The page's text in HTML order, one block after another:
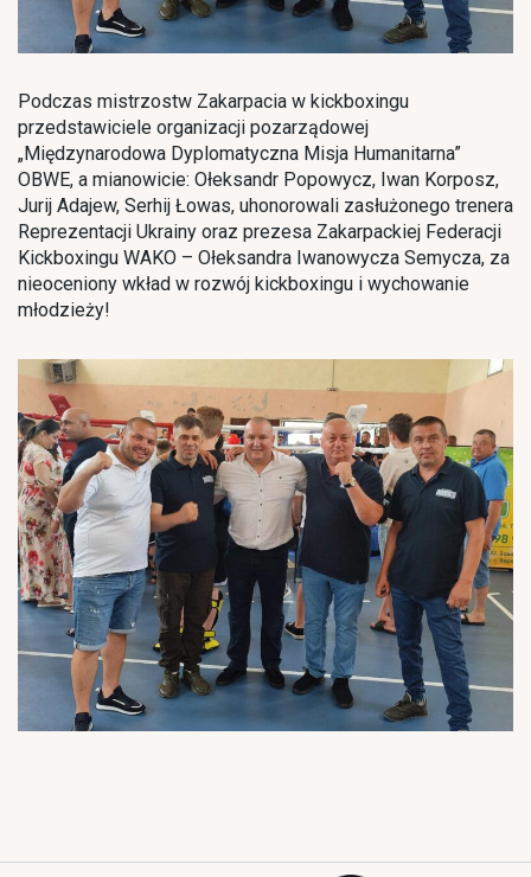
Podczas mistrzostw Zakarpacia w kickboxingu
przedstawiciele organizacji pozarządowej
„Międzynarodowa Dyplomatyczna Misja Humanitarna”
OBWE, a mianowicie: Ołeksandr Popowycz, Iwan Korposz,
Jurij Adajew, Serhij Łowas, uhonorowali zasłużonego trenera
Reprezentacji Ukrainy oraz prezesa Zakarpackiej Federacji
Kickboxingu WAKO – Ołeksandra Iwanowycza Semycza, za
nieoceniony wkład w rozwój kickboxingu i wychowanie
młodzieży!